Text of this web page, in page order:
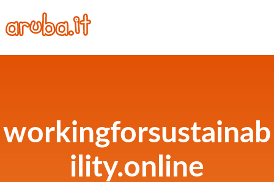
workingforsustainab
ility.online